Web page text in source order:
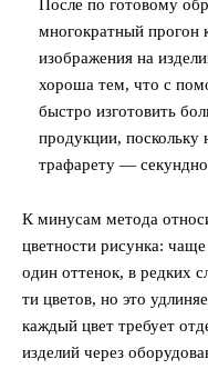
После по готовому
многократный прогон
изображения на
хороша тем, что с
быстро изготовить
продукции, поскольку
трафарету —
К минусам метода
цветности рисунка: чаще
один оттенок, в редких
ти цветов, но это
каждый цвет требует
изделий через